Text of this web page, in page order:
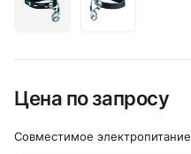
Цена по запросу
Совместимое электропитание